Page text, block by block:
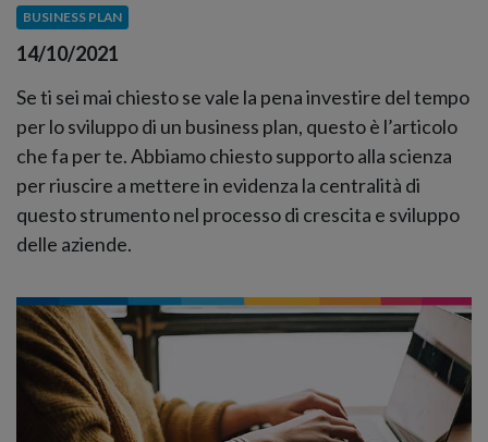
BUSINESS PLAN
14/10/2021
Se ti sei mai chiesto se vale la pena investire del tempo
per lo sviluppo di un business plan, questo è l’articolo
che fa per te. Abbiamo chiesto supporto alla scienza
per riuscire a mettere in evidenza la centralità di
questo strumento nel processo di crescita e sviluppo
delle aziende.